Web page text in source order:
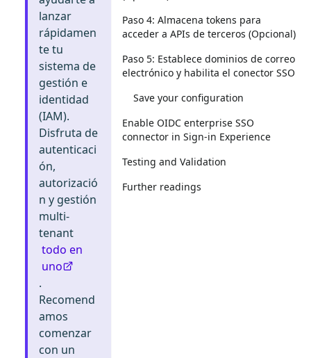
lanzar
rápidamen
te tu
sistema de
gestión e
identidad
(IAM).
Disfruta de
autenticaci
ón,
autorizació
n y gestión
multi-
tenant
todo en
uno
.
Recomend
amos
comenzar
con un
Paso 4: Almacena tokens para
acceder a APIs de terceros (Opcional)
Paso 5: Establece dominios de correo
electrónico y habilita el conector SSO
Save your configuration
Enable OIDC enterprise SSO
connector in Sign-in Experience
Testing and Validation
Further readings